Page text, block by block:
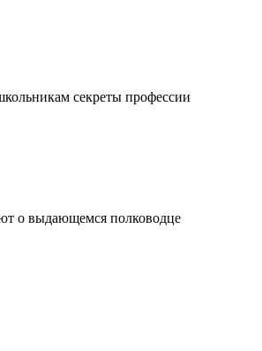
секреты профессии
о выдающемся полководце